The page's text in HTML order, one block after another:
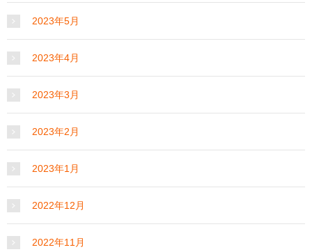
2023年5月
2023年4月
2023年3月
2023年2月
2023年1月
2022年12月
2022年11月